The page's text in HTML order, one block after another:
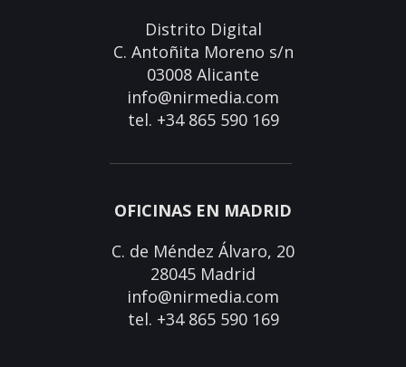
Distrito Digital
C. Antoñita Moreno s/n
03008 Alicante
info@nirmedia.com
tel. +34 865 590 169
OFICINAS EN MADRID
C. de Méndez Álvaro, 20
28045 Madrid
info@nirmedia.com
tel. +34 865 590 169